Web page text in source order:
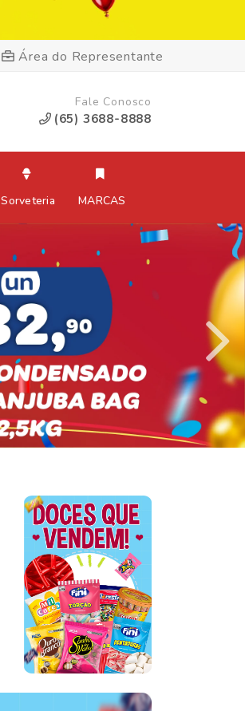
Área do Representante
Fale Conosco
(65) 3688-8888
Sorveteria MARCAS